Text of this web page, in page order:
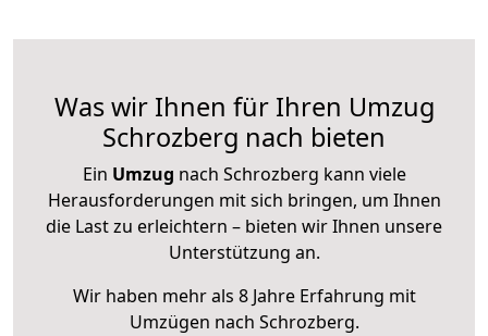
Was wir Ihnen für Ihren Umzug
Schrozberg nach bieten
Ein Umzug nach Schrozberg kann viele
Herausforderungen mit sich bringen, um Ihnen
die Last zu erleichtern – bieten wir Ihnen unsere
Unterstützung an.
Wir haben mehr als 8 Jahre Erfahrung mit
Umzügen nach Schrozberg.